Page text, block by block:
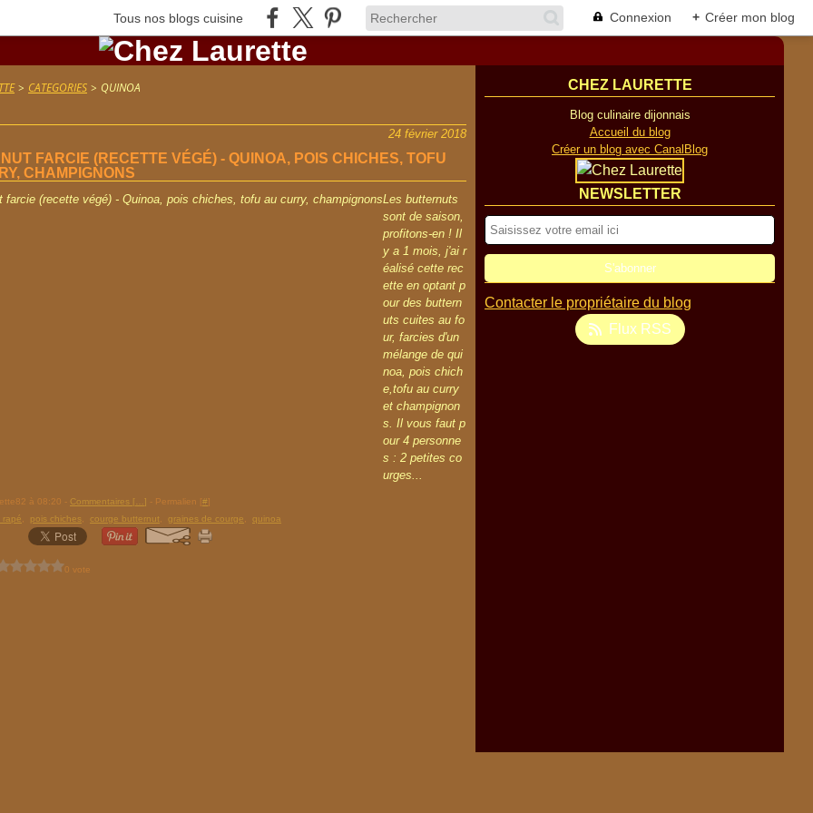
Tous nos blogs cuisine Connexion + Créer mon blog
> CATEGORIES > QUINOA
24 février 2018
FARCIE (RECETTE VÉGÉ) - QUINOA, POIS CHICHES, TOFU
CHAMPIGNONS
Les butternuts
sont de saison,
profitons-en ! Il
y a 1 mois, j'ai r
éalisé cette rec
ette en optant p
our des buttern
uts cuites au fo
ur, farcies d'un
mélange de qui
noa, pois chich
e,tofu au curry
et champignon
s. Il vous faut p
our 4 personne
s : 2 petites co
urges...
à 08:20 - Commentaires [ ] - Permalien [#]
rapé pois chiches courge butternut graines de courge quinoa
0 vote
CHEZ LAURETTE
Blog culinaire dijonnais
Accueil du blog
Créer un blog avec CanalBlog
NEWSLETTER
Contacter le propriétaire du blog
Flux RSS